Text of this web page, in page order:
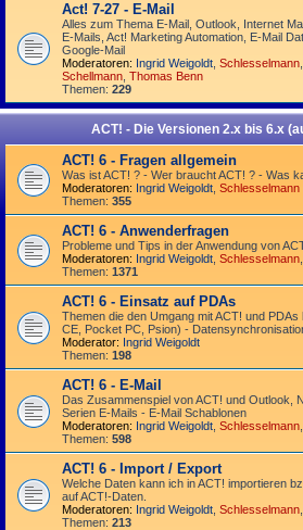
Act! 7-27 - E-Mail
Alles zum Thema E-Mail, Outlook, Internet
E-Mails, Act! Marketing Automation, E-Mail
Google-Mail
Moderatoren: Ingrid Weigoldt Schlesselmann
Schellmann Thomas Benn
Themen: 229
ACT! - Die Versionen 2.x bis 6.x
ACT! 6 - Fragen allgemein
Was ist ACT! ? - Wer braucht ACT! ? - Was
Moderatoren: Ingrid Weigoldt Schlesselmann
Themen: 355
ACT! 6 - Anwender­fragen
Probleme und Tips in der Anwendung von
Moderatoren: Ingrid Weigoldt Schlesselmann
Themen: 1371
ACT! 6 - Einsatz auf PDAs
Themen die den Umgang mit ACT! und
CE, Pocket PC, Psion) -
Moderator: Ingrid Weigoldt
Themen: 198
ACT! 6 - E-Mail
Das Zusammen­spiel von ACT! und Outlook,
Serien E-Mails - E-Mail Schablonen
Moderatoren: Ingrid Weigoldt Schlesselmann
Themen: 598
ACT! 6 - Import / Export
Welche Daten kann ich in ACT! importieren
auf ACT!-Daten.
Moderatoren: Ingrid Weigoldt Schlesselmann
Themen: 213